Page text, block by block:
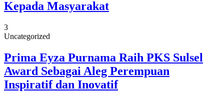
Kepada Masyarakat
3
Uncategorized
Prima Eyza Purnama Raih PKS Sulsel
Award Sebagai Aleg Perempuan
Inspiratif dan Inovatif